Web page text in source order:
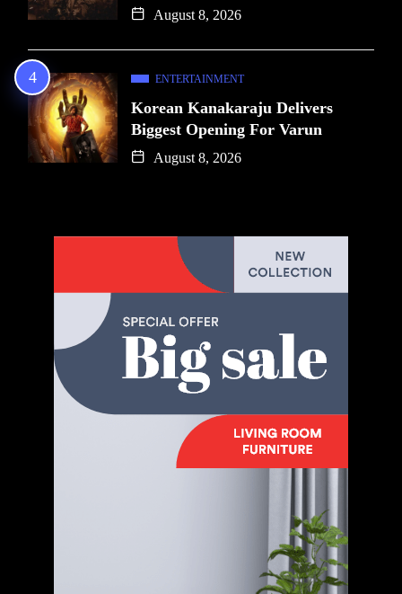
August 8, 2026
ENTERTAINMENT
Korean Kanakaraju Delivers
Biggest Opening For Varun
August 8, 2026